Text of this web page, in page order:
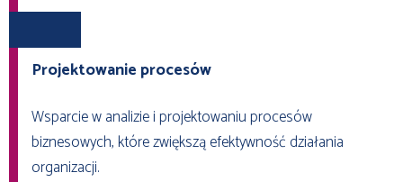
Projektowanie procesów
Wsparcie w analizie i projektowaniu procesów
biznesowych, które zwiększą efektywność działania
organizacji.